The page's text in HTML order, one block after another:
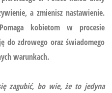
a zmienisz nastawienie.
kobietom w procesie
do zdrowego oraz świadomego
warunkach.
zagubić, bo wie, że to jedyna